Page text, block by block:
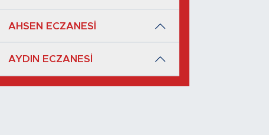
AHSEN ECZANESİ
AYDIN ECZANESİ